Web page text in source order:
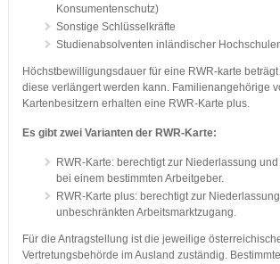
Konsumentenschutz)
Sonstige Schlüsselkräfte
Studienabsolventen inländischer
Höchstbewilligungsdauer für eine RWR-karte
diese verlängert werden kann. Familienangehörige
Kartenbesitzern erhalten eine RWR-Karte plus.
Es gibt zwei Varianten der RWR-Karte:
RWR-Karte: berechtigt zur Niederlassung
bei einem bestimmten Arbeitgeber.
RWR-Karte plus: berechtigt zur
unbeschränkten Arbeitsmarktzugang.
Für die Antragstellung ist die jeweilige
Vertretungsbehörde im Ausland zuständig.